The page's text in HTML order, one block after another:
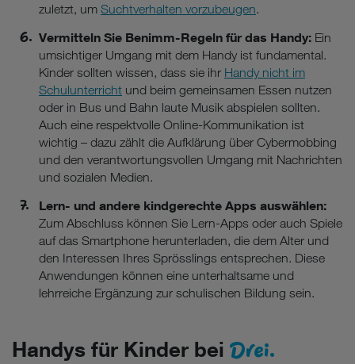
zuletzt, um Suchtverhalten vorzubeugen.
Vermitteln Sie Benimm-Regeln für das Handy: Ein
umsichtiger Umgang mit dem Handy ist fundamental.
Kinder sollten wissen, dass sie ihr Handy nicht im
Schulunterricht und beim gemeinsamen Essen nutzen
oder in Bus und Bahn laute Musik abspielen sollten.
Auch eine respektvolle Online-Kommunikation ist
wichtig – dazu zählt die Aufklärung über Cybermobbing
und den verantwortungsvollen Umgang mit Nachrichten
und sozialen Medien.
Lern- und andere kindgerechte Apps auswählen:
Zum Abschluss können Sie Lern-Apps oder auch Spiele
auf das Smartphone herunterladen, die dem Alter und
den Interessen Ihres Sprösslings entsprechen. Diese
Anwendungen können eine unterhaltsame und
lehrreiche Ergänzung zur schulischen Bildung sein.
Handys für Kinder bei Drei.